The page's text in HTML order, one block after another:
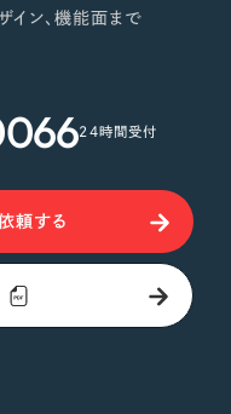
イン、機能面まで
24時間受付
頼する